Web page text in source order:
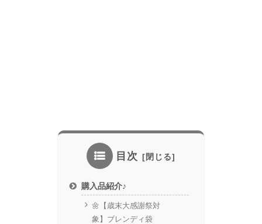
目次
購入品紹介♪
🌼【歳末大感謝祭対
象】ブレンディ袋